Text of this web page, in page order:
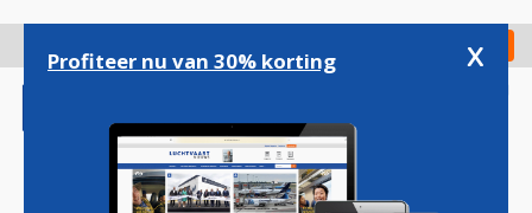
gaan
Check in
Profiteer nu van 30% korting x